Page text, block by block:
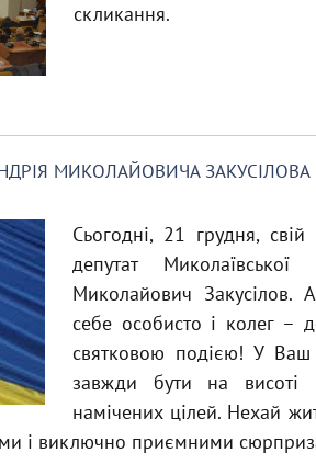
скликання.
МИКОЛАЙОВИЧА ЗАКУСІЛОВА
Сьогодні, 21 грудня,
депутат
Миколайович Закусілов.
себе особисто і колег –
святковою подією! У
завжди бути на висоті
намічених цілей. Нехай
і виключно приємними